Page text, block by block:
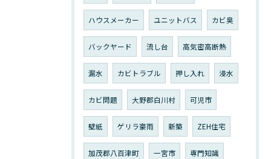
ハウスメーカー ユニットバス カビ臭
バックヤード 流し台 高気密高断熱
漏水 カビトラブル 押し入れ 浸水
カビ問題 大野郡白川村 可児市
壁紙 ゲリラ豪雨 新築 ZEH住宅
加茂郡八百津町 一宮市 専門知識